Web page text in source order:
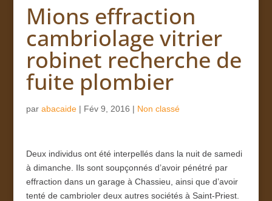
Mions effraction
cambriolage vitrier
robinet recherche de
fuite plombier
par abacaide| Fév 9, 2016 | Non classé
Deux individus ont été interpellés dans la nuit de samedi
à dimanche. Ils sont soupçonnés d’avoir pénétré par
effraction dans un garage à Chassieu, ainsi que d’avoir
tenté de cambrioler deux autres sociétés à Saint-Priest.